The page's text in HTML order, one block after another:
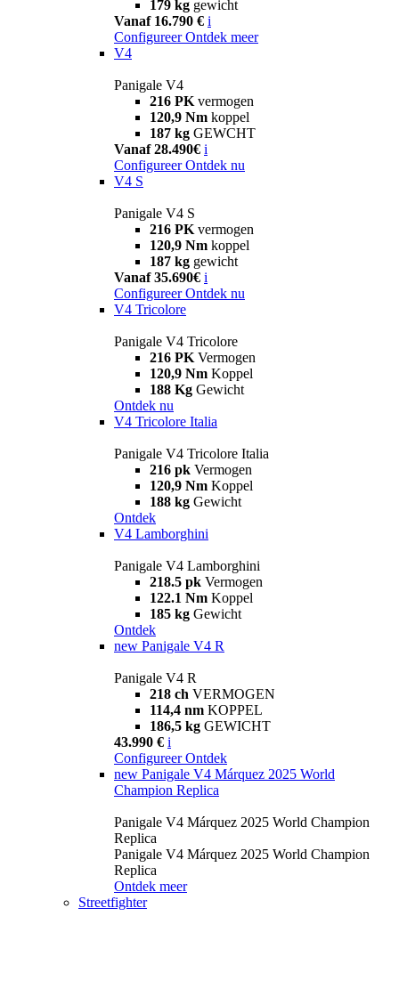
179 kg gewicht
Vanaf 16.790 € i
Configureer Ontdek meer
V4
Panigale V4
216 PK vermogen
120,9 Nm koppel
187 kg GEWCHT
Vanaf 28.490€ i
Configureer Ontdek nu
V4 S
Panigale V4 S
216 PK vermogen
120,9 Nm koppel
187 kg gewicht
Vanaf 35.690€ i
Configureer Ontdek nu
V4 Tricolore
Panigale V4 Tricolore
216 PK Vermogen
120,9 Nm Koppel
188 Kg Gewicht
Ontdek nu
V4 Tricolore Italia
Panigale V4 Tricolore Italia
216 pk Vermogen
120,9 Nm Koppel
188 kg Gewicht
Ontdek
V4 Lamborghini
Panigale V4 Lamborghini
218.5 pk Vermogen
122.1 Nm Koppel
185 kg Gewicht
Ontdek
new Panigale V4 R
Panigale V4 R
218 ch VERMOGEN
114,4 nm KOPPEL
186,5 kg GEWICHT
43.990 € i
Configureer Ontdek
new Panigale V4 Márquez 2025 World
Champion Replica
Panigale V4 Márquez 2025 World Champion
Replica
Panigale V4 Márquez 2025 World Champion
Replica
Ontdek meer
Streetfighter